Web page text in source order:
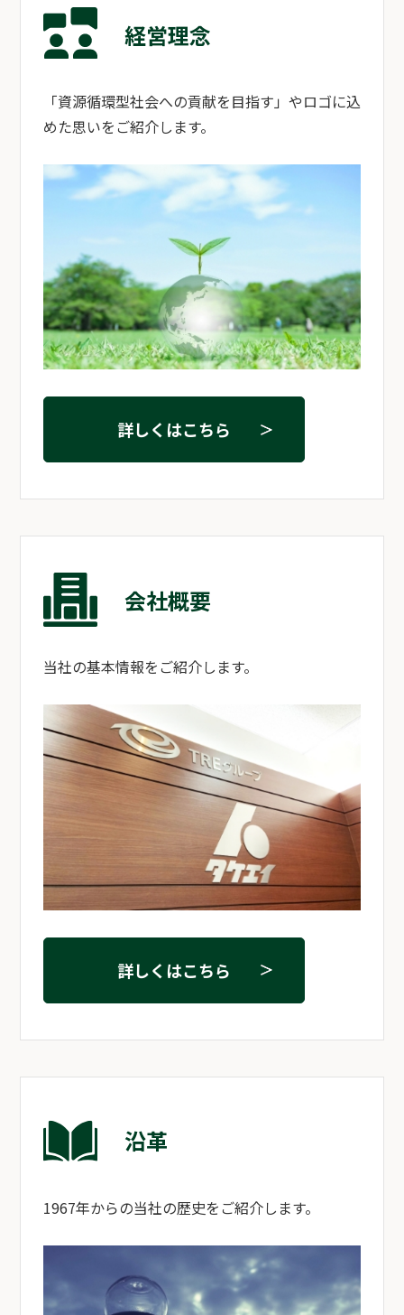
経営理念
「資源循環型社会への貢献を目指す」やロゴに込
めた思いをご紹介します。
詳しくはこちら
会社概要
当社の基本情報をご紹介します。
詳しくはこちら
沿革
1967年からの当社の歴史をご紹介します。